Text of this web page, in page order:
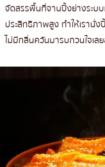
จัดสรรพื้นที่จานปิ้งย่างระบ
ประสิทธิภาพสูง ทำให้เรานั่ง
ไม่มีกลิ่นควันมารบกวนใจเล